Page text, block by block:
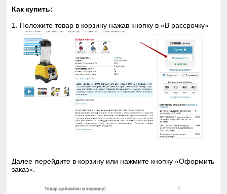
Как купить:
1. Положите товар в корзину нажав кнопку в «В рассрочку»
Далее перейдите в корзину или нажмите кнопку «Оформить
заказ».